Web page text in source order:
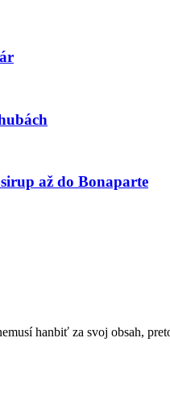
až do Bonaparte
hanbiť za svoj obsah,